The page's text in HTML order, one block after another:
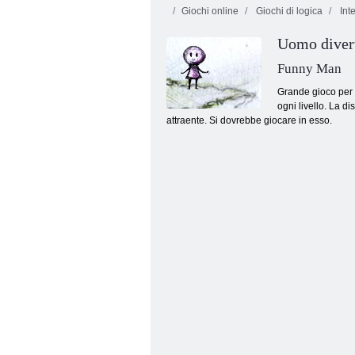
Giochi online Giochi di logica
Uomo
Funny Man
Grande gioco
ogni livello. La
attraente. Si dovrebbe giocare in esso.